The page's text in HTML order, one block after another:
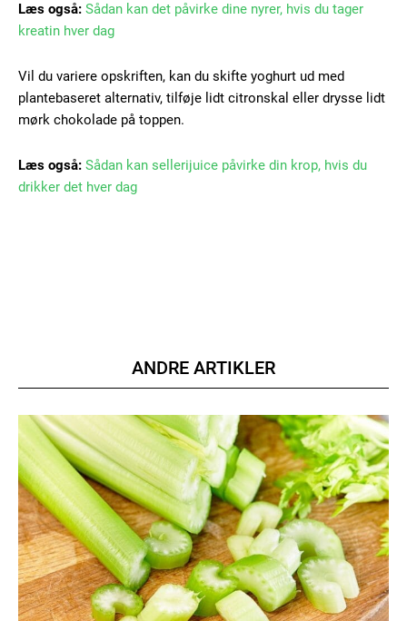
Member full access
YEARLY PRICING MONTHLY PRICING
Læs også: Sådan kan det påvirke dine nyrer, hvis du tager
kreatin hver dag
Vil du variere opskriften, kan du skifte yoghurt ud med
plantebaseret alternativ, tilføje lidt citronskal eller drysse lidt
mørk chokolade på toppen.
Læs også: Sådan kan sellerijuice påvirke din krop, hvis du
drikker det hver dag
ANDRE ARTIKLER